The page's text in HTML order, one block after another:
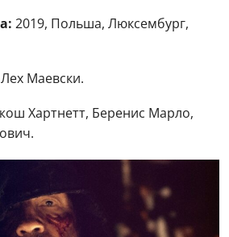
2019, Польша, Люксембург,
Лех Маевски.
Хартнетт, Беренис Марло,